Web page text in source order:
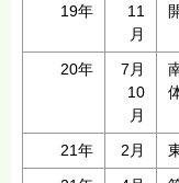
19年
11
月
20年
7月
10
月
21年 2月